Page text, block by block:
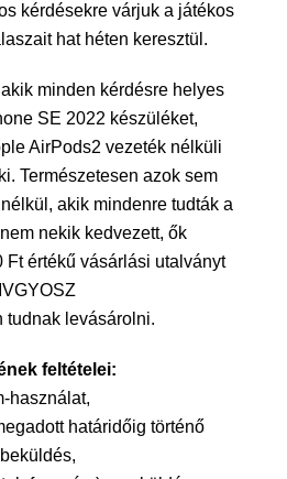
kérdésekre várjuk a játékos
hat héten keresztül.
minden kérdésre helyes
SE 2022 készüléket,
AirPods2 vezeték nélküli
Természetesen azok sem
akik mindenre tudták a
nekik kedvezett, ők
Ft értékű vásárlási utalványt
tudnak levásárolni.
feltételei:
használat,
határidőig történő